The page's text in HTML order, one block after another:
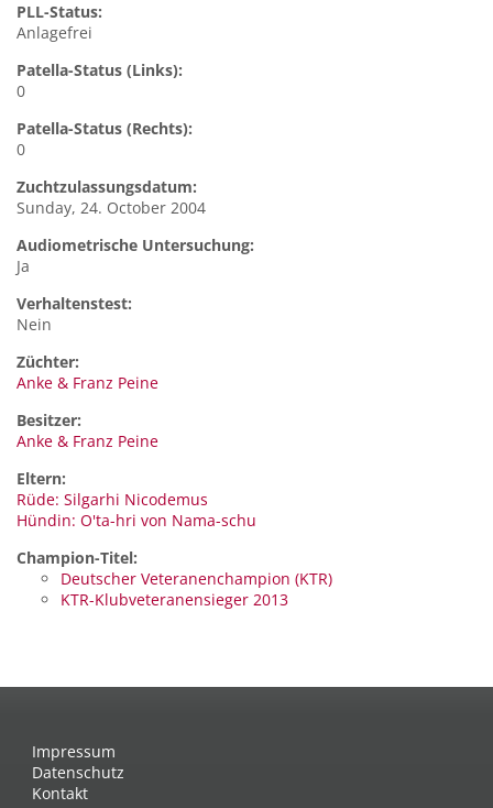
PLL-Status:
Anlagefrei
Patella-Status (Links):
0
Patella-Status (Rechts):
0
Zuchtzulassungsdatum:
Sunday, 24. October 2004
Audiometrische Untersuchung:
Ja
Verhaltenstest:
Nein
Züchter:
Anke & Franz Peine
Besitzer:
Anke & Franz Peine
Eltern:
Rüde: Silgarhi Nicodemus
Hündin: O'ta-hri von Nama-schu
Champion-Titel:
Deutscher Veteranenchampion (KTR)
KTR-Klubveteranensieger 2013
Impressum
Datenschutz
Kontakt